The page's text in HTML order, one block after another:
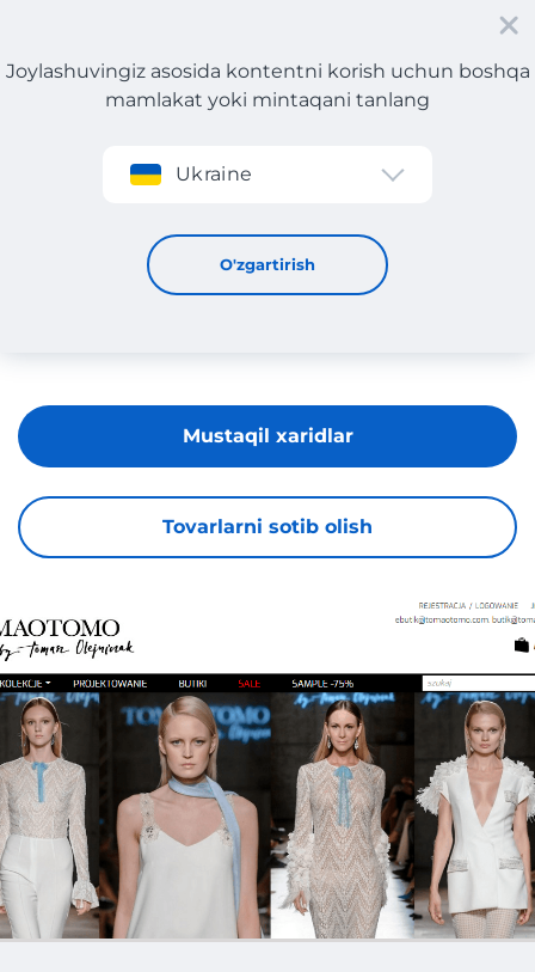
Roʻyxatdan oʻtish
Joylashuvingiz asosida kontentni korish uchun boshqa
mamlakat yoki mintaqani tanlang
Ukraine
O'zgartirish
TOMAOTOMO
Tovarlarni sotib olish
Mustaqil xaridlar